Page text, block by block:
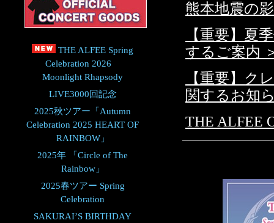
THE ALFEE Spring
Celebration 2026
Moonlight Rhapsody
LIVE3000回記念
2025秋ツアー「Autumn
Celebration 2025 HEART OF
RAINBOW」
2025年 「Circle of The
Rainbow」
2025春ツアー Spring
Celebration
SAKURAI’S BIRTHDAY
熊本地震の
【重要】夏
するご案内
【重要】ク
関するお知
THE ALFEE